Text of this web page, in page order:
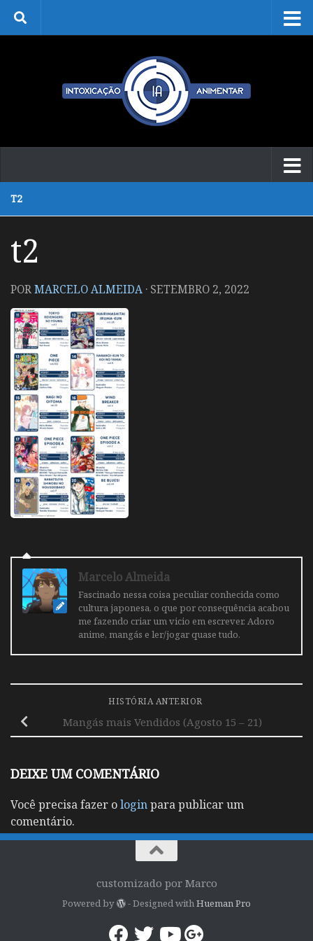
Skip to content
T2
t2
PORMARCELO ALMEIDA · SETEMBRO 2, 2022
Marcelo Almeida
Fascinado nessa coisa peculiar conhecida como
cultura japonesa, o que por consequência acabou
me fazendo criar um vicio em escrever. Adoro
anime, mangás e ler/jogar quase tudo.
HISTÓRIA ANTERIOR
Mangás mais Vendidos (Agosto 15 – 21)
DEIXE UM COMENTÁRIO
Você precisa fazer ologinpara publicar um
comentário.
customizado por Marco
Powered by - Designed withHueman Pro